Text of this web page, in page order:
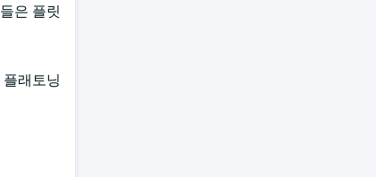
은 플릿
래토닝